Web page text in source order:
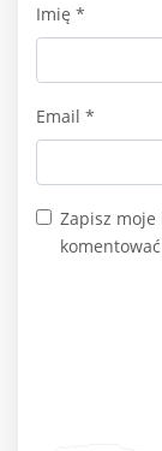
Imię *
Email *
Zapisz
komentować